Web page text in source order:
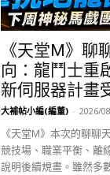
《天堂M》聊
向：龍鬥士重
新伺服器計畫
大補帖小編(編董) - 2026/
《天堂M》本次的聊聊
競技場、職業平衡、離
說明後續規畫。雖然多